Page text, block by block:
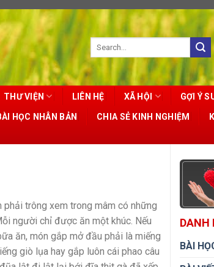
THƯ VIỆN LIÊN HỆ XÃ HỘI GỢI Ý
HỌC NHÂN BẢN CHIA SẺ KINH NGHIỆM
trông xem trong mâm có những
người chỉ được ăn một khúc. Nếu
ăn, món gắp mở đầu phải là miếng
giò lụa hay gắp luôn cái phao câu
DANH
BÀI